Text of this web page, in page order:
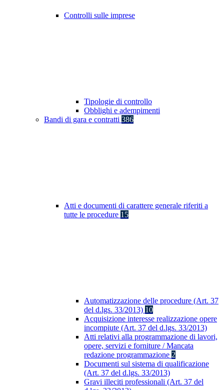
Controlli sulle imprese
Tipologie di controllo
Obblighi e adempimenti
Bandi di gara e contratti 386
Atti e documenti di carattere generale riferiti a
tutte le procedure 15
Automatizzazione delle procedure (Art. 37
del d.lgs. 33/2013) 10
Acquisizione interesse realizzazione opere
incompiute (Art. 37 del d.lgs. 33/2013)
Atti relativi alla programmazione di lavori,
opere, servizi e forniture / Mancata
redazione programmazione 2
Documenti sul sistema di qualificazione
(Art. 37 del d.lgs. 33/2013)
Gravi illeciti professionali (Art. 37 del